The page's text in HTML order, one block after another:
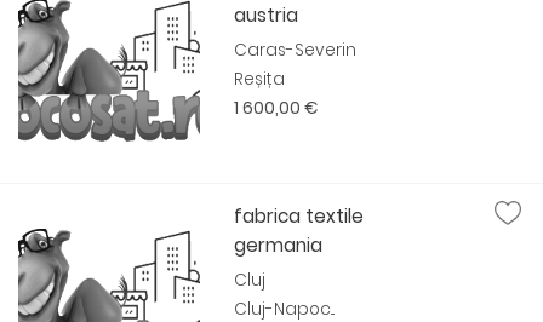
austria
Caras-Severin
Reșița
1 600,00 €
fabrica textile
germania
Cluj
Cluj-Napoc...